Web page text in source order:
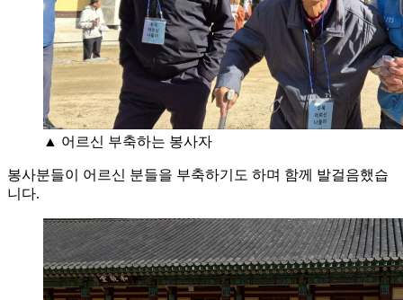
▲ 어르신 부축하는 봉사자
봉사분들이 어르신 분들을 부축하기도 하며 함께 발걸음했습
니다.